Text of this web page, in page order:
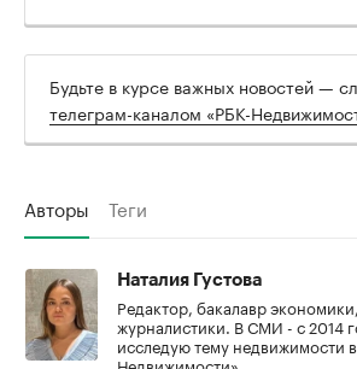
Будьте в курсе важных новостей —
телеграм-каналом «РБК-
Авторы Теги
Наталия Густова
Редактор, бакалавр
журналистики. В СМИ - с 2014
исследую тему недвижимости
Недвижимости».